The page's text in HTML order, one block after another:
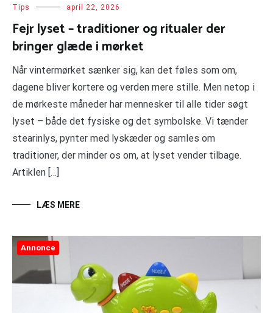
Tips april 22, 2026
Fejr lyset – traditioner og ritualer der
bringer glæde i mørket
Når vintermørket sænker sig, kan det føles som om,
dagene bliver kortere og verden mere stille. Men netop i
de mørkeste måneder har mennesker til alle tider søgt
lyset – både det fysiske og det symbolske. Vi tænder
stearinlys, pynter med lyskæder og samles om
traditioner, der minder os om, at lyset vender tilbage.
Artiklen […]
LÆS MERE
Annonce